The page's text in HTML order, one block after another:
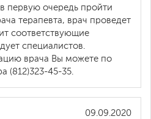
первую очередь пройти
терапевта, врач проведет
соответствующие
специалистов.
врача Вы можете по
(812)323-45-35.
09.09.2020